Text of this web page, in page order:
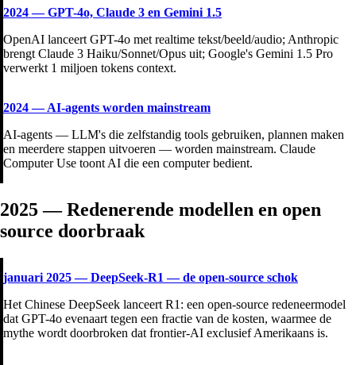
2024—GPT-4o, Claude 3 en Gemini 1.5
OpenAI lanceert GPT-4o met realtime tekst/beeld/audio; Anthropic
brengt Claude 3 Haiku/Sonnet/Opus uit; Google's Gemini 1.5 Pro
verwerkt 1 miljoen tokens context.
2024—AI-agents worden mainstream
AI-agents — LLM's die zelfstandig tools gebruiken, plannen maken
en meerdere stappen uitvoeren — worden mainstream. Claude
Computer Use toont AI die een computer bedient.
2025 — Redenerende modellen en open
source doorbraak
januari 2025—DeepSeek-R1 — de open-source schok
Het Chinese DeepSeek lanceert R1: een open-source redeneermodel
dat GPT-4o evenaart tegen een fractie van de kosten, waarmee de
mythe wordt doorbroken dat frontier-AI exclusief Amerikaans is.